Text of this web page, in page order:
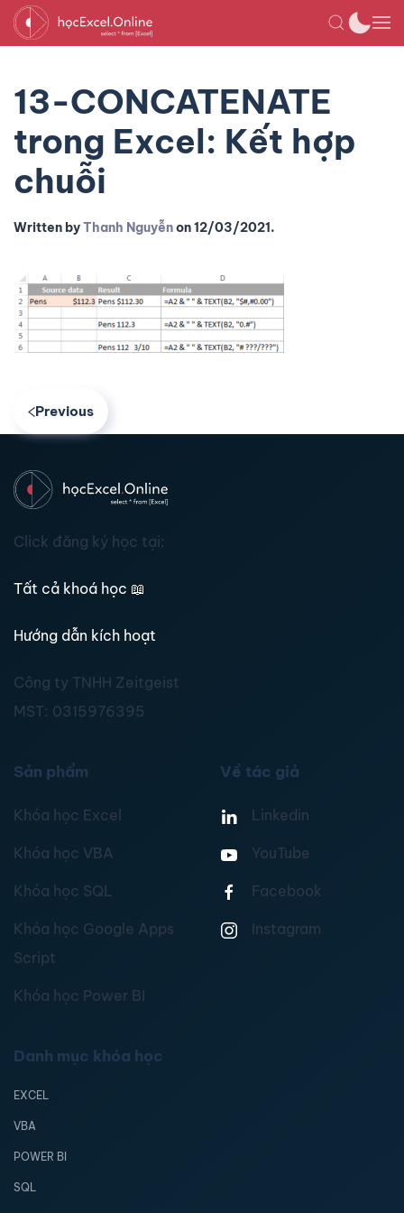
13-CONCATENATE
trong Excel: Kết hợp
chuỗi
Written byThanh Nguyễnon12/03/2021.
Previous
Click đăng ký học tại:
Tất cả khoá học 📖
Hướng dẫn kích hoạt
Công ty TNHH Zeitgeist
MST: 0315976395
Sản phẩm
Khóa học Excel
Khóa học VBA
Khóa học SQL
Khóa học Google Apps
Script
Khóa học Power BI
Về tác giả
Linkedin
YouTube
Facebook
Instagram
Danh mục khóa học
EXCEL
VBA
POWER BI
SQL